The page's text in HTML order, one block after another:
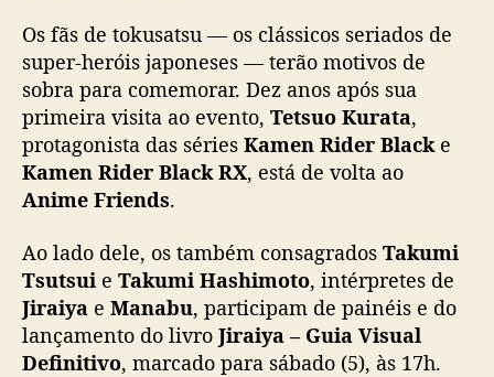
Os fãs de tokusatsu — os clássicos seriados de
super-heróis japoneses — terão motivos de
sobra para comemorar. Dez anos após sua
primeira visita ao evento, Tetsuo Kurata,
protagonista das séries Kamen Rider Blacke
Kamen Rider Black RX, está de volta ao
Anime Friends.
Ao lado dele, os também consagrados Takumi
Tsutsui e Takumi Hashimoto, intérpretes de
Jiraiya e Manabu, participam de painéis e do
lançamento do livro Jiraiya – Guia Visual
Definitivo, marcado para sábado (5), às 17h.